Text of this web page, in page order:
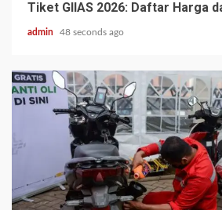
Tiket GIIAS 2026: Daftar Harga
admin 48 seconds ago